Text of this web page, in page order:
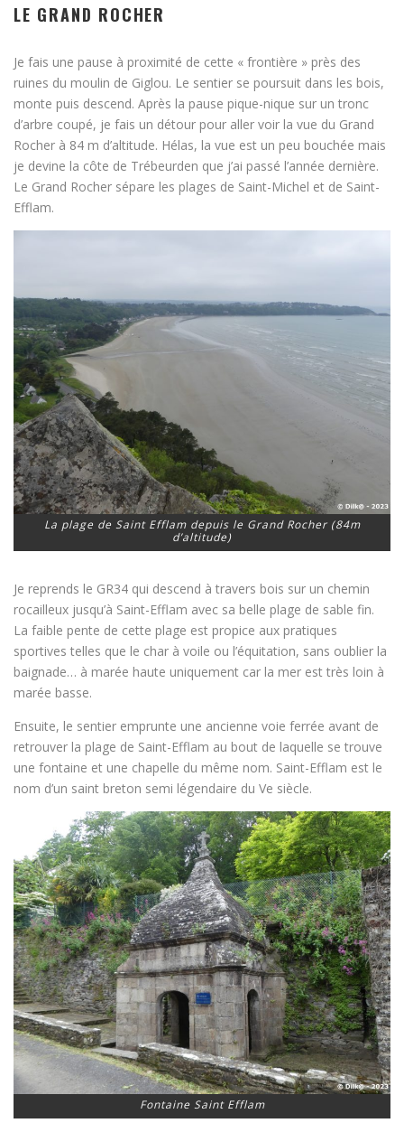
LE GRAND ROCHER
Je fais une pause à proximité de cette « frontière » près des
ruines du moulin de Giglou. Le sentier se poursuit dans les bois,
monte puis descend. Après la pause pique-nique sur un tronc
d’arbre coupé, je fais un détour pour aller voir la vue du Grand
Rocher à 84 m d’altitude. Hélas, la vue est un peu bouchée mais
je devine la côte de Trébeurden que j’ai passé l’année dernière.
Le Grand Rocher sépare les plages de Saint-Michel et de Saint-
Efflam.
La plage de Saint Efflam depuis le Grand Rocher (84m
d’altitude)
Je reprends le GR34 qui descend à travers bois sur un chemin
rocailleux jusqu’à Saint-Efflam avec sa belle plage de sable fin.
La faible pente de cette plage est propice aux pratiques
sportives telles que le char à voile ou l’équitation, sans oublier la
baignade… à marée haute uniquement car la mer est très loin à
marée basse.
Ensuite, le sentier emprunte une ancienne voie ferrée avant de
retrouver la plage de Saint-Efflam au bout de laquelle se trouve
une fontaine et une chapelle du même nom. Saint-Efflam est le
nom d’un saint breton semi légendaire du Ve siècle.
Fontaine Saint Efflam